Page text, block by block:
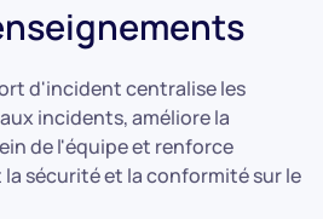
d'incident centralise les
incidents, améliore la
de l'équipe et renforce
sécurité et la conformité sur le